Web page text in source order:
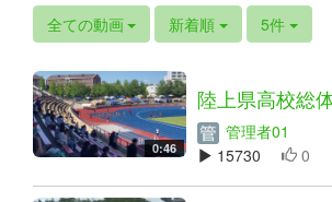
全ての動画 新着順 5件
0:46
陸上県高校総
管理者01
15730
0